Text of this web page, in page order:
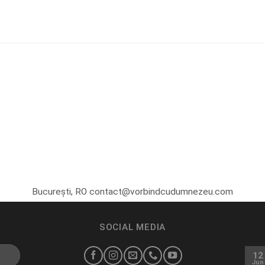
București, RO contact@vorbindcudumnezeu.com
SOCIAL MEDIA
12
Jun